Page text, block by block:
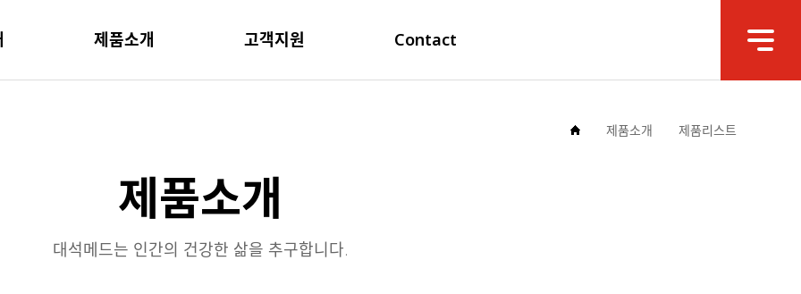
제품소개 고객지원 Contact
제품소개 제품리스트
제품소개
대석메드는 인간의 건강한 삶을 추구합니다.